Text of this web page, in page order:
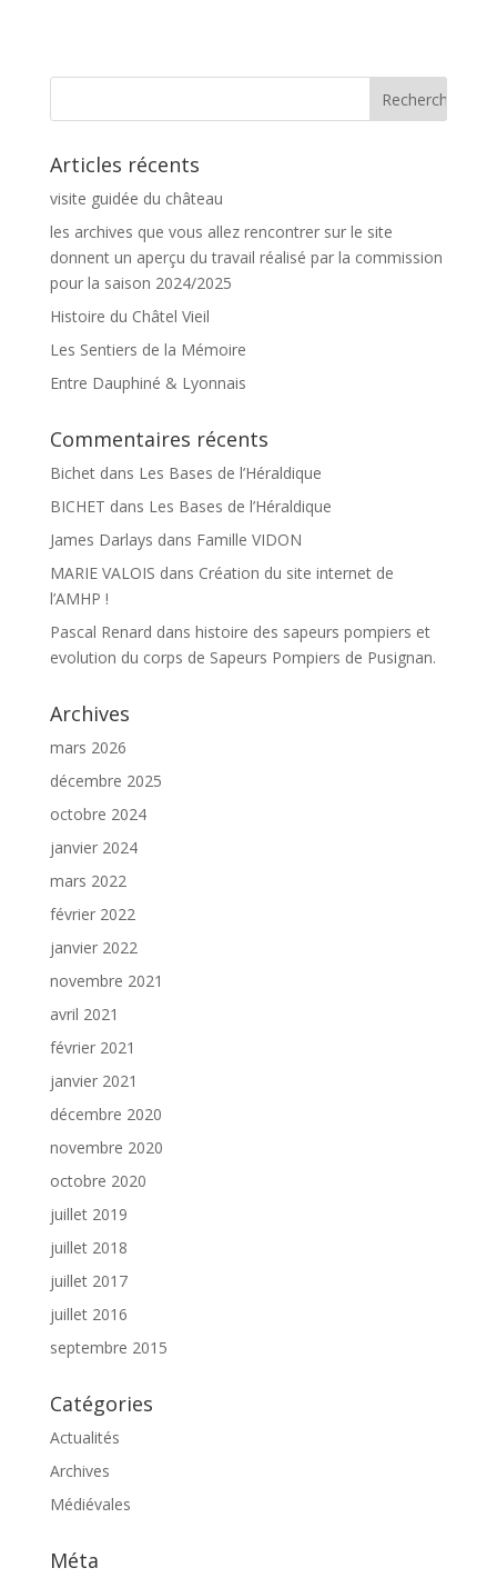
Articles récents
visite guidée du château
les archives que vous allez rencontrer sur le site
donnent un aperçu du travail réalisé par la commission
pour la saison 2024/2025
Histoire du Châtel Vieil
Les Sentiers de la Mémoire
Entre Dauphiné & Lyonnais
Commentaires récents
Bichetdans Les Bases de l’Héraldique
BICHET dans Les Bases de l’Héraldique
James Darlays dans Famille VIDON
MARIE VALOIS dans Création du site internet de
l’AMHP !
Pascal Renard dans histoire des sapeurs pompiers et
evolution du corps de Sapeurs Pompiers de Pusignan.
Archives
mars 2026
décembre 2025
octobre 2024
janvier 2024
mars 2022
février 2022
janvier 2022
novembre 2021
avril 2021
février 2021
janvier 2021
décembre 2020
novembre 2020
octobre 2020
juillet 2019
juillet 2018
juillet 2017
juillet 2016
septembre 2015
Catégories
Actualités
Archives
Médiévales
Méta